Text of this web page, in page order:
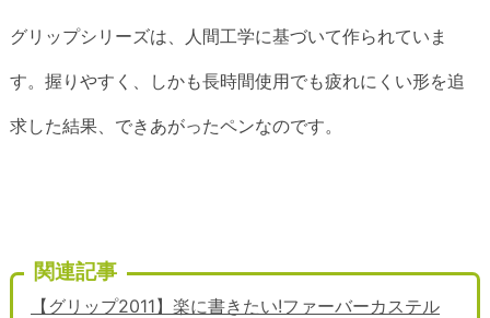
グリップシリーズは、人間工学に基づいて作られていま
す。握りやすく、しかも長時間使用でも疲れにくい形を追
求した結果、できあがったペンなのです。
関連記事
【グリップ2011】楽に書きたい!ファーバーカステル